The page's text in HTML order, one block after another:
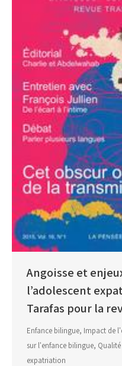
Angoisse et
l’adolescent
Tarafas pour la
Enfance bilingue, Impact de
sur l'enfance bilingue,
expatriation